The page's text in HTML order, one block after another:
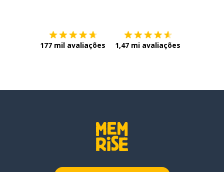
177 mil avaliações 1,47 mi avaliações